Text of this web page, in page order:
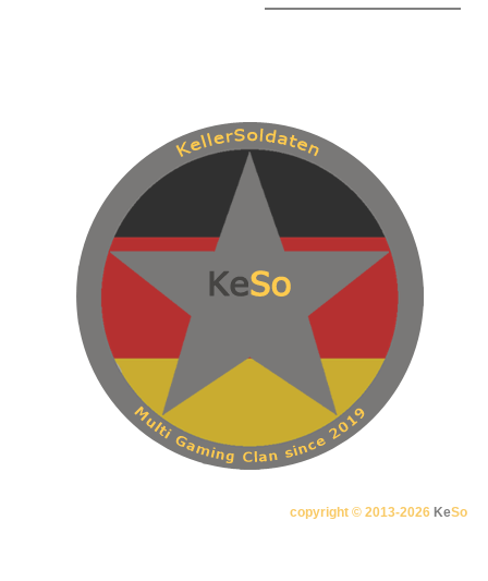
copyright © 2013-2026 KeSo